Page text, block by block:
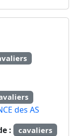
des AS
:
cavaliers